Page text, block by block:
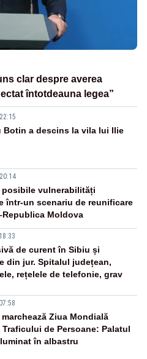
clar despre averea
întotdeauna legea”
Botin a descins la vila lui Ilie
posibile vulnerabilități
într-un scenariu de reunificare
Moldova
de curent în Sibiu și
din jur. Spitalul județean,
rețelele de telefonie, grav
Ziua Mondială
de Persoane: Palatul
în albastru